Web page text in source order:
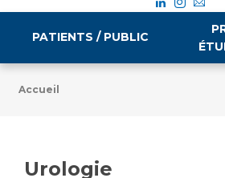
PATIENTS / PUBLIC
Emploi / formation
Accueil
Urologie